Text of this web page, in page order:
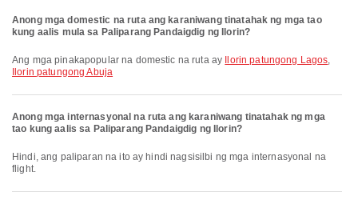
Anong mga domestic na ruta ang karaniwang tinatahak ng mga tao
kung aalis mula sa Paliparang Pandaigdig ng Ilorin?
Ang mga pinakapopular na domestic na ruta ay Ilorin patungong Lagos,
Ilorin patungong Abuja
Anong mga internasyonal na ruta ang karaniwang tinatahak ng mga
tao kung aalis sa Paliparang Pandaigdig ng Ilorin?
Hindi, ang paliparan na ito ay hindi nagsisilbi ng mga internasyonal na
flight.